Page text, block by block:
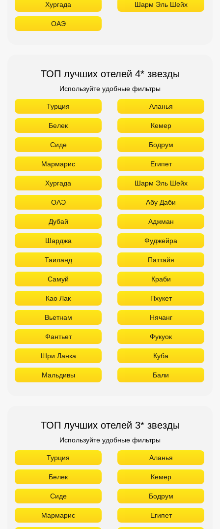
Хургада Шарм Эль Шейх
ОАЭ
ТОП лучших отелей 4* звезды
Используйте удобные фильтры
Турция Аланья
Белек Кемер
Сиде Бодрум
Мармарис Египет
Хургада Шарм Эль Шейх
ОАЭ Абу Даби
Дубай Аджман
Шарджа Фуджейра
Таиланд Паттайя
Самуй Краби
Као Лак Пхукет
Вьетнам Нячанг
Фантьет Фукуок
Шри Ланка Куба
Мальдивы Бали
ТОП лучших отелей 3* звезды
Используйте удобные фильтры
Турция Аланья
Белек Кемер
Сиде Бодрум
Мармарис Египет